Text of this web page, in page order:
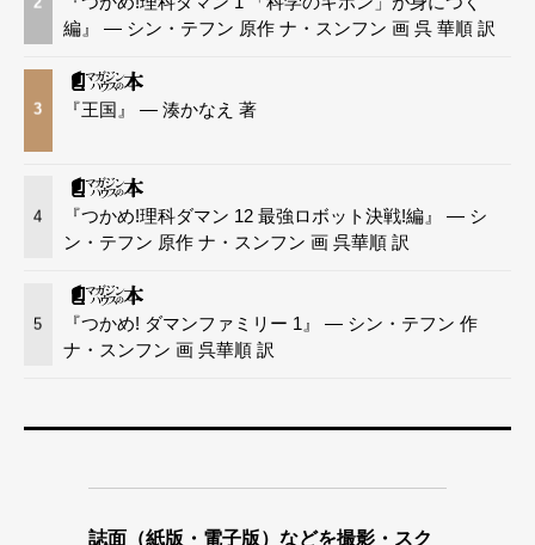
編』 — シン・テフン 原作 ナ・スンフン 画 呉 華順 訳
3 『王国』 — 湊かなえ 著
4
『つかめ!理科ダマン 12 最強ロボット決戦!編』 — シ
ン・テフン 原作 ナ・スンフン 画 呉華順 訳
5
『つかめ! ダマンファミリー 1』 — シン・テフン 作
ナ・スンフン 画 呉華順 訳
誌面（紙版・電子版）などを撮影・スク